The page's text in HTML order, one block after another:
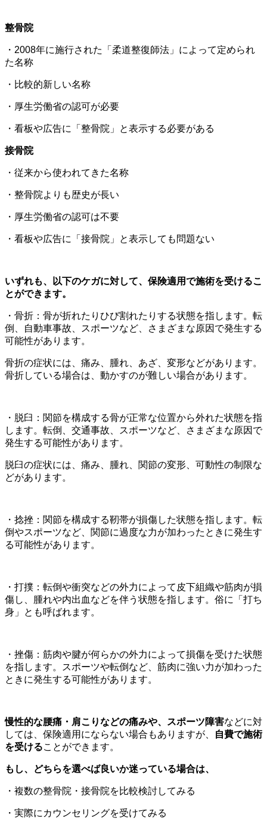
整骨院
・2008年に施行された「柔道整復師法」によって定められ
た名称
・比較的新しい名称
・厚生労働省の認可が必要
・看板や広告に「整骨院」と表示する必要がある
接骨院
・従来から使われてきた名称
・整骨院よりも歴史が長い
・厚生労働省の認可は不要
・看板や広告に「接骨院」と表示しても問題ない
いずれも、以下のケガに対して、保険適用で施術を受けるこ
とができます。
・骨折：骨が折れたりひび割れたりする状態を指します。転
倒、自動車事故、スポーツなど、さまざまな原因で発生する
可能性があります。
骨折の症状には、痛み、腫れ、あざ、変形などがあります。
骨折している場合は、動かすのが難しい場合があります。
・脱臼：関節を構成する骨が正常な位置から外れた状態を指
します。転倒、交通事故、スポーツなど、さまざまな原因で
発生する可能性があります。
脱臼の症状には、痛み、腫れ、関節の変形、可動性の制限な
どがあります。
・捻挫：関節を構成する靭帯が損傷した状態を指します。転
倒やスポーツなど、関節に過度な力が加わったときに発生す
る可能性があります。
・打撲：転倒や衝突などの外力によって皮下組織や筋肉が損
傷し、腫れや内出血などを伴う状態を指します。俗に「打ち
身」とも呼ばれます。
・挫傷：筋肉や腱が何らかの外力によって損傷を受けた状態
を指します。スポーツや転倒など、筋肉に強い力が加わった
ときに発生する可能性があります。
慢性的な腰痛・肩こりなどの痛みや、スポーツ障害などに対
しては、保険適用にならない場合もありますが、
自費で施術
を受けることができます。
もし、どちらを選べば良いか迷っている場合は、
・複数の整骨院・接骨院を比較検討してみる
・実際にカウンセリングを受けてみる